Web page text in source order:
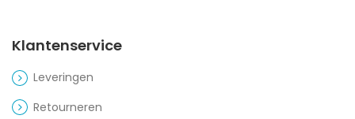
Klantenservice
Leveringen
Retourneren